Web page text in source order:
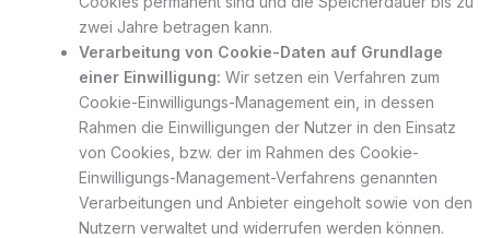
zwei Jahre betragen kann.
Verarbeitung von Cookie-Daten auf Grundlage
einer Einwilligung: Wir setzen ein Verfahren zum
Cookie-Einwilligungs-Management ein, in dessen
Rahmen die Einwilligungen der Nutzer in den Einsatz
von Cookies, bzw. der im Rahmen des Cookie-
Einwilligungs-Management-Verfahrens genannten
Verarbeitungen und Anbieter eingeholt sowie von den
Nutzern verwaltet und widerrufen werden können.